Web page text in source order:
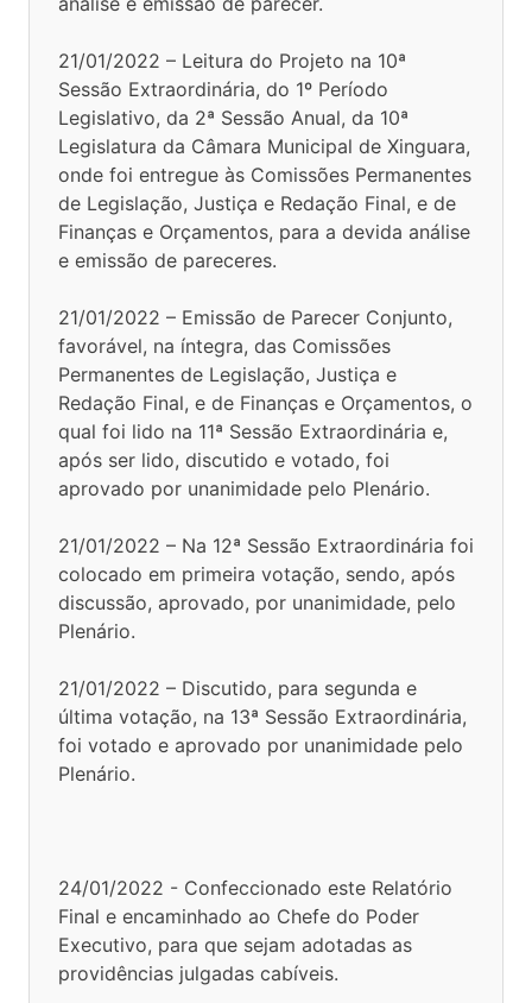
21/01/2022 – Leitura do Projeto na 10ª
Sessão Extraordinária, do 1º Período
Legislativo, da 2ª Sessão Anual, da 10ª
Legislatura da Câmara Municipal de Xinguara,
onde foi entregue às Comissões Permanentes
de Legislação, Justiça e Redação Final, e de
Finanças e Orçamentos, para a devida análise
e emissão de pareceres.
21/01/2022 – Emissão de Parecer Conjunto,
favorável, na íntegra, das Comissões
Permanentes de Legislação, Justiça e
Redação Final, e de Finanças e Orçamentos, o
qual foi lido na 11ª Sessão Extraordinária e,
após ser lido, discutido e votado, foi
aprovado por unanimidade pelo Plenário.
21/01/2022 – Na 12ª Sessão Extraordinária foi
colocado em primeira votação, sendo, após
discussão, aprovado, por unanimidade, pelo
Plenário.
21/01/2022 – Discutido, para segunda e
última votação, na 13ª Sessão Extraordinária,
foi votado e aprovado por unanimidade pelo
Plenário.
24/01/2022 - Confeccionado este Relatório
Final e encaminhado ao Chefe do Poder
Executivo, para que sejam adotadas as
providências julgadas cabíveis.